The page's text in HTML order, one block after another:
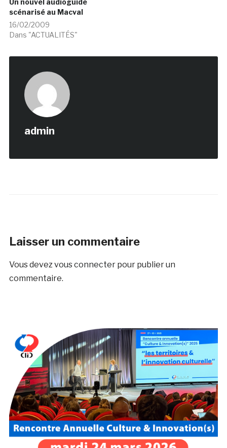
Un nouvel audioguide
scénarisé au Macval
16/02/2009
Dans "ACTUALITÉS"
admin
Laisser un commentaire
Vous devezvous connecterpour publier un
commentaire.